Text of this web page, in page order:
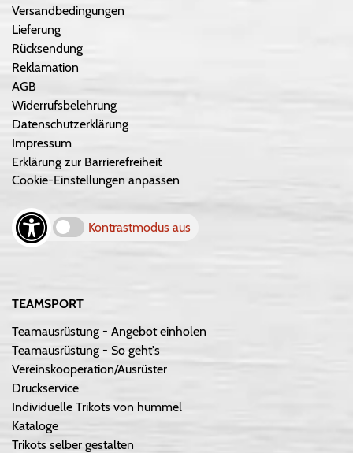
Versandbedingungen
Lieferung
Rücksendung
Reklamation
AGB
Widerrufsbelehrung
Datenschutzerklärung
Impressum
Erklärung zur Barrierefreiheit
Cookie-Einstellungen anpassen
Kontrastmodus aus
TEAMSPORT
Teamausrüstung - Angebot einholen
Teamausrüstung - So geht's
Vereinskooperation/Ausrüster
Druckservice
Individuelle Trikots von hummel
Kataloge
Trikots selber gestalten